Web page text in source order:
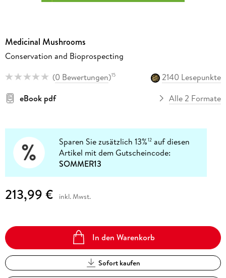
Medicinal Mushrooms
Conservation and Bioprospecting
(0 Bewertungen)15
2140 Lesepunkte
eBook pdf
Alle 2 Formate
Sparen Sie zusätzlich 13%12 auf diesen
Artikel mit dem Gutscheincode:
SOMMER13
213,99 € inkl. Mwst.
In den Warenkorb
Sofort kaufen